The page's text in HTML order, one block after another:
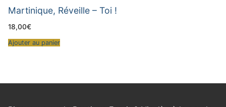
Martinique, Réveille – Toi !
18,00€
Ajouter au panier